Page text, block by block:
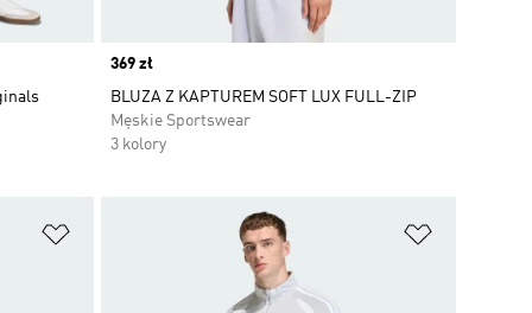
Price
369 zł
BLUZA Z KAPTUREM SOFT LUX FULL-ZIP
Męskie Sportswear
3 kolory
Dodaj do listy życzeń